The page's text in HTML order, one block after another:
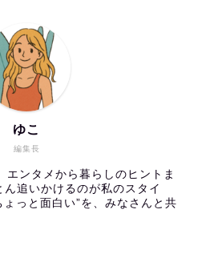
編集長
ゆこ
エンタメから暮らしのヒントま
ん追いかけるのが私のスタイ
っと面白い”を、みなさんと共